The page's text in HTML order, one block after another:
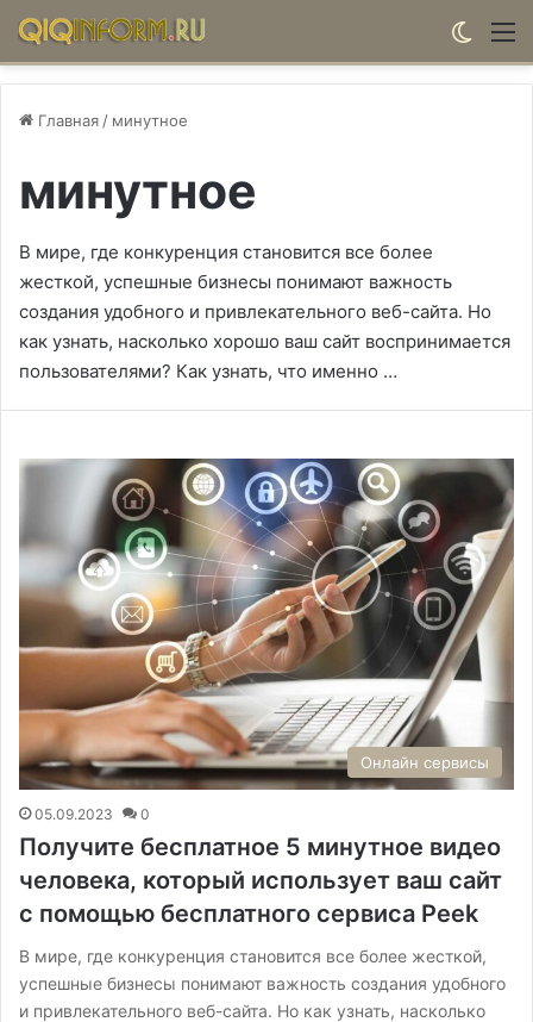
Главная / минутное
минутное
В мире, где конкуренция становится все более
жесткой, успешные бизнесы понимают важность
создания удобного и привлекательного веб-сайта. Но
как узнать, насколько хорошо ваш сайт воспринимается
пользователями? Как узнать, что именно …
Онлайн сервисы
05.09.2023 0
Получите бесплатное 5 минутное видео
человека, который использует ваш сайт
с помощью бесплатного сервиса Peek
В мире, где конкуренция становится все более жесткой,
успешные бизнесы понимают важность создания удобного
и привлекательного веб-сайта. Но как узнать, насколько